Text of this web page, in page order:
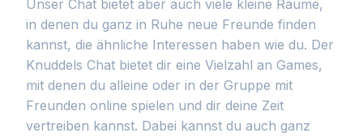
Unser Chat bietet aber auch viele kleine Räume,
in denen du ganz in Ruhe neue Freunde finden
kannst, die ähnliche Interessen haben wie du. Der
Knuddels Chat bietet dir eine Vielzahl an Games,
mit denen du alleine oder in der Gruppe mit
Freunden online spielen und dir deine Zeit
vertreiben kannst. Dabei kannst du auch ganz